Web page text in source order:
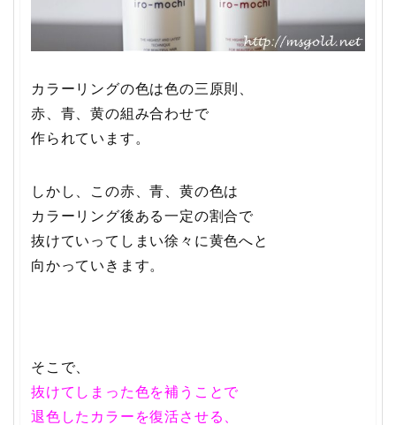
カラーリングの色は色の三原則、
赤、青、黄の組み合わせで
作られています。
しかし、この赤、青、黄の色は
カラーリング後ある一定の割合で
抜けていってしまい徐々に黄色へと
向かっていきます。
そこで、
抜けてしまった色を補うことで
退色したカラーを復活させる、